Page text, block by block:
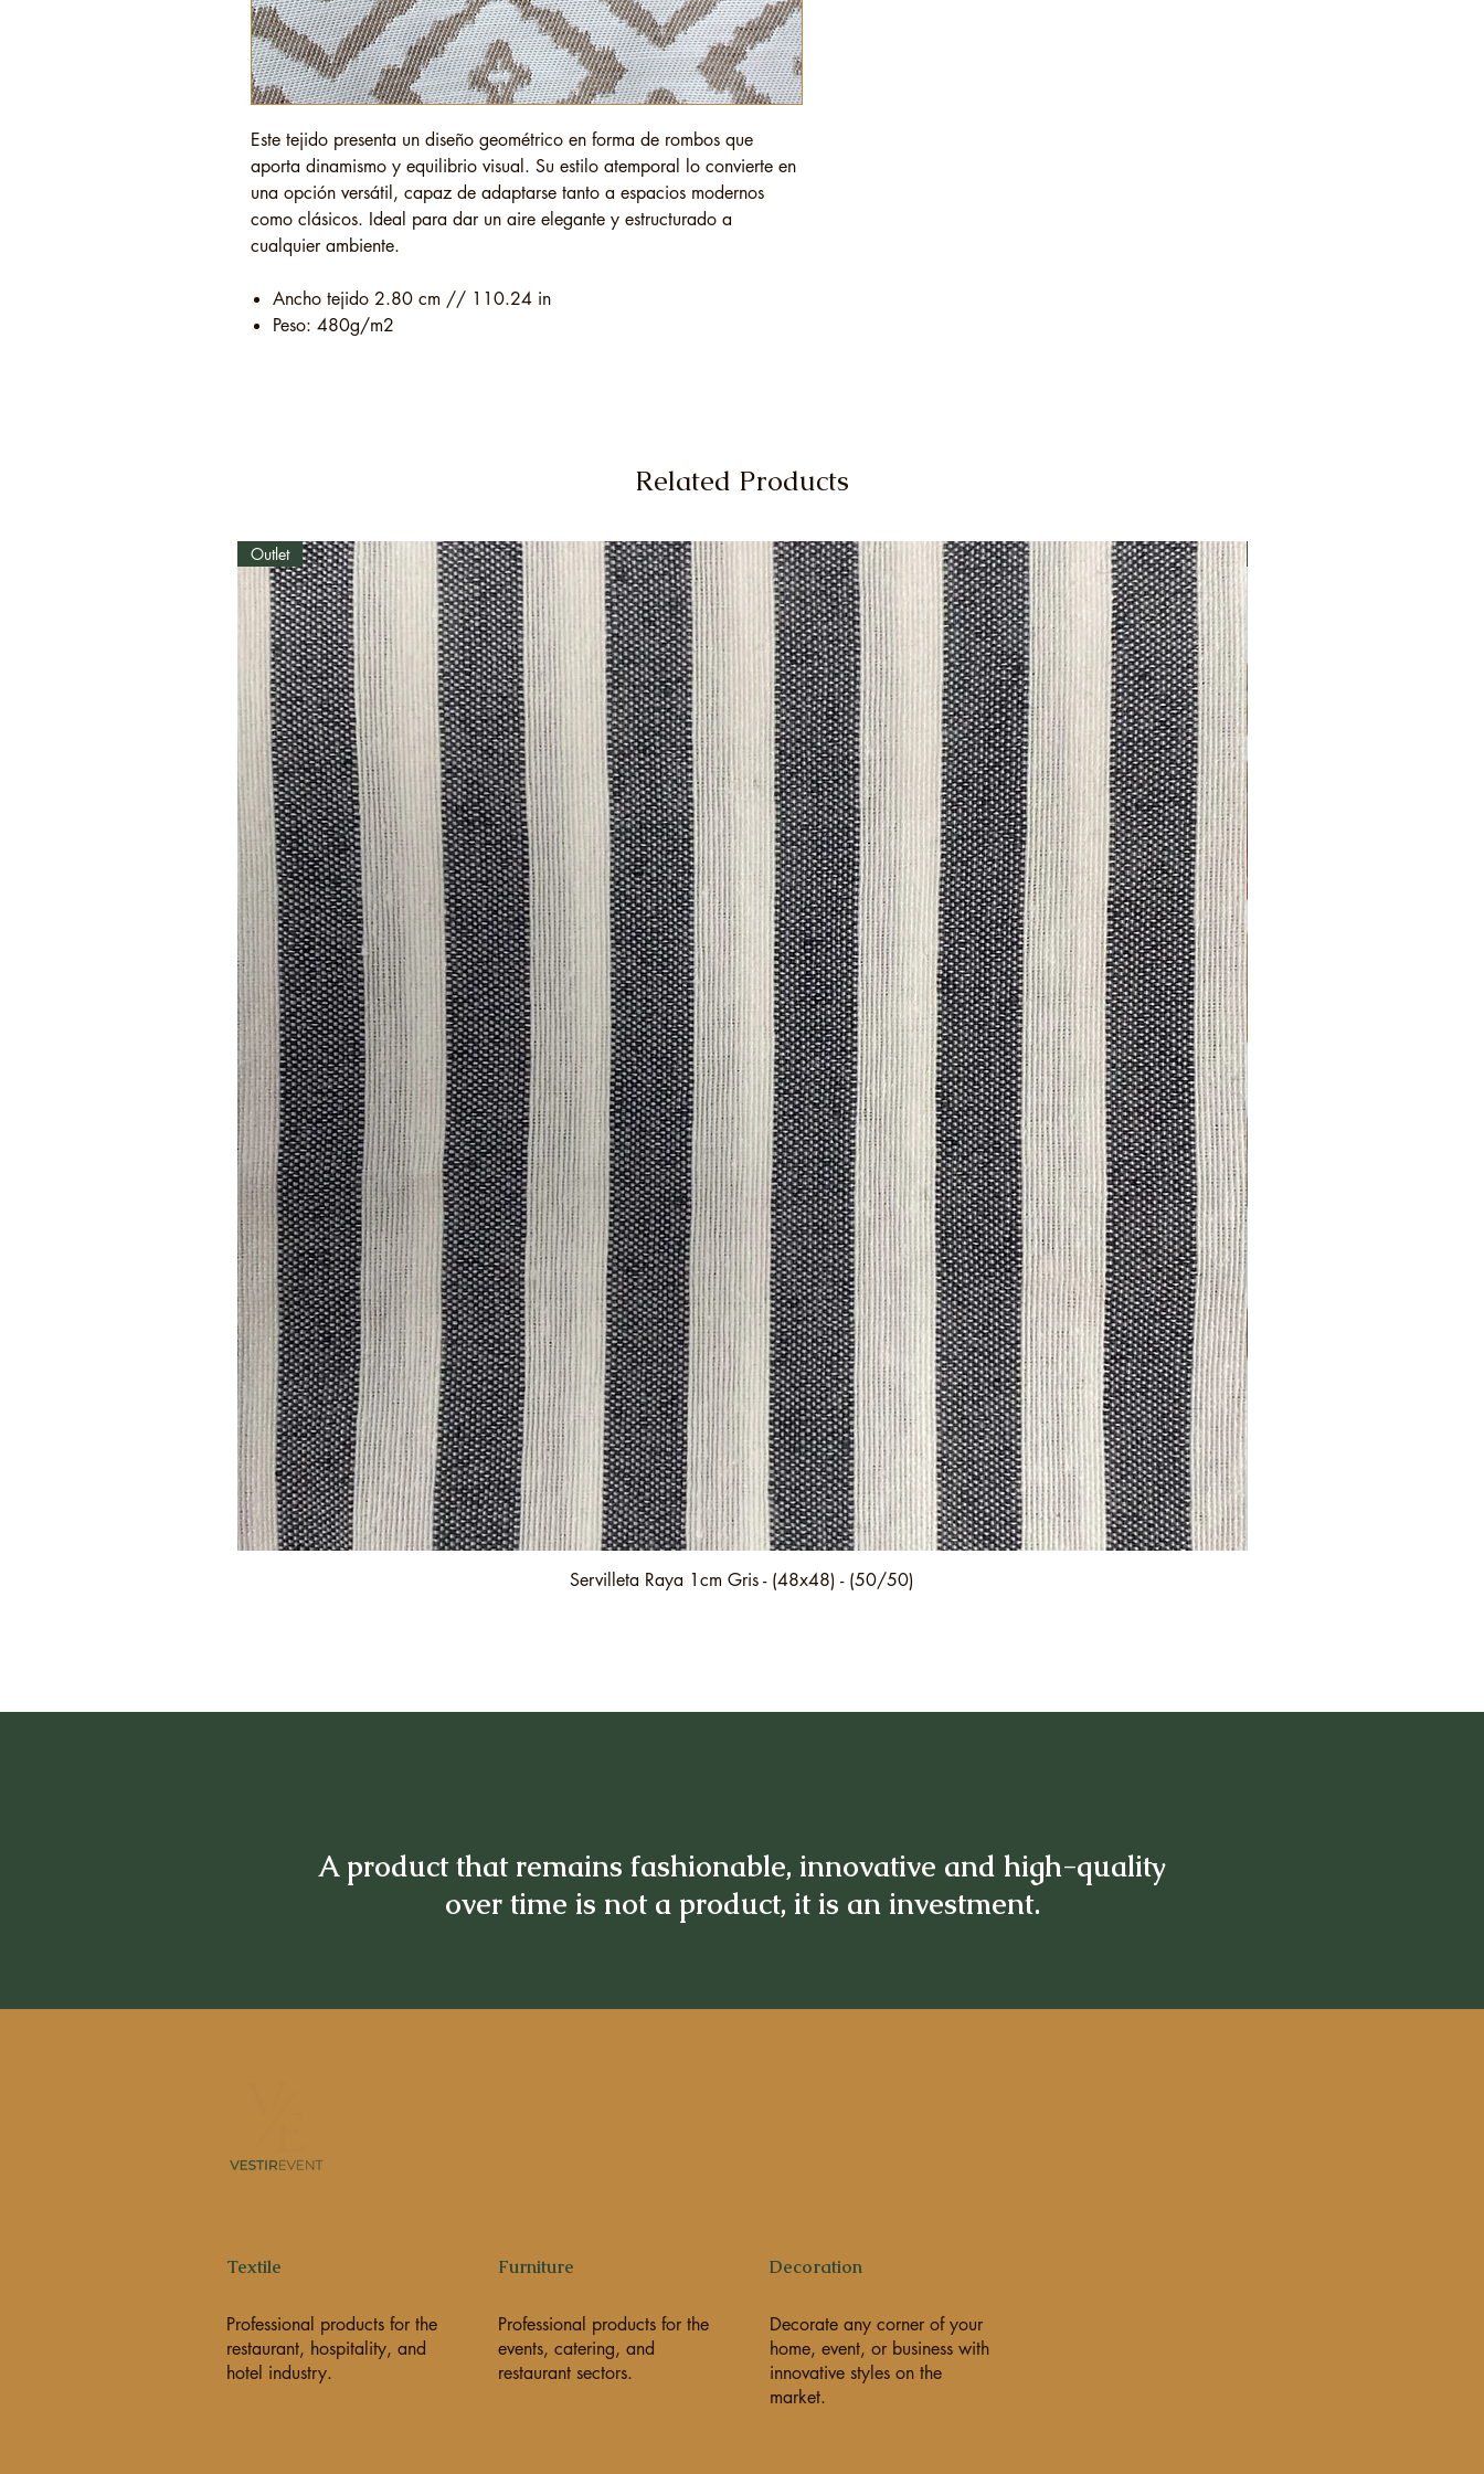
Este tejido presenta un diseño geométrico en forma de rombos que
aporta dinamismo y equilibrio visual. Su estilo atemporal lo convierte en
una opción versátil, capaz de adaptarse tanto a espacios modernos
como clásicos. Ideal para dar un aire elegante y estructurado a
cualquier ambiente.
Ancho tejido 2.80 cm // 110.24 in
Peso: 480g/m2
Related Products
Quick View
Outlet
Servilleta Raya 1cm Gris - (48x48) - (50/50)
A product that remains fashionable, innovative and high-quality
over time is not a product, it is an investment.
Textile
Professional products for the
restaurant, hospitality, and
hotel industry.
Furniture
Professional products for the
events, catering, and
restaurant sectors.
Decoration
Decorate any corner of your
home, event, or business with
innovative styles on the
market.